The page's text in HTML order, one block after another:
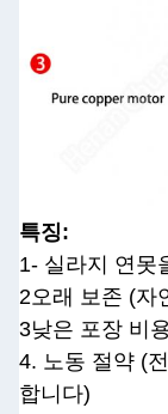
특징:
1- 실라지 연못
2오래 보존 (자
3낮은 포장 비
4. 노동 절약 (
합니다)